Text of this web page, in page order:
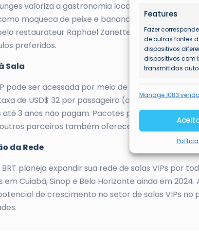
Features
Fazer
de outras fontes
dispositivos
dispositivos com
transmitidas
Garantir a
erros,
apresentar
conteúdos.
Manage 1083
valoriza a gastronomia local, oferecendo
moqueca de peixe e banana. Além disso, a
restaurateur Raphael Zanette, permitindo que
preferidos.
Sala
pode ser acessada por meio de parcerias com o
de USD$ 32 por passageiro (convertida para
até 3 anos não pagam. Pacotes premium e
parceiros também oferecem acesso à sala.
da Rede
planeja expandir sua rede de salas VIPs por
em Cuiabá, Sinop e Belo Horizonte ainda em
de crescimento no setor de salas VIPs